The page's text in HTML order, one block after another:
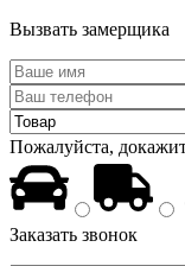
Вызвать замерщика
Пожалуйста,
Заказать звонок